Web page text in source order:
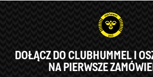
DOŁĄCZ DO CLUBHUMMEL I
NA PIERWSZE